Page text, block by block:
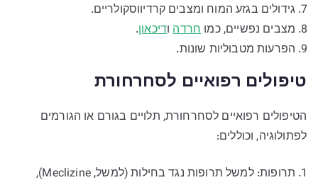
גידולים בגזע המוח ומצבים קרדיווסקולריים.
מצבים נפשיים, כמוחרדהודיכאון.
הפרעות מטבוליות שונות.
טיפולים רפואיים לסחרחורת
הטיפולים רפואיים לסחרחורת, תלויים בגורם או הגורמים
לפתולוגיה, וכוללים:
תרופות: למשל תרופות נגד בחילות (למשל, Meclizine),